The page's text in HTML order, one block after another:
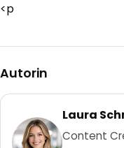
<p
Autorin
Laura
Content